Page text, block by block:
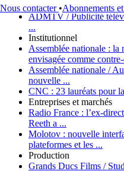
Nous contacter •Abonnements
...
ADMTV / Publicité
...
Institutionnel
Assemblée nationale : la
envisagée comme
Assemblée nationale /
nouvelle ...
CNC : 23 lauréats pour
Entreprises et marchés
Radio France : l’ex-
Reeth a ...
Molotov : nouvelle
plateformes et les ...
Production
Grands Ducs Films /